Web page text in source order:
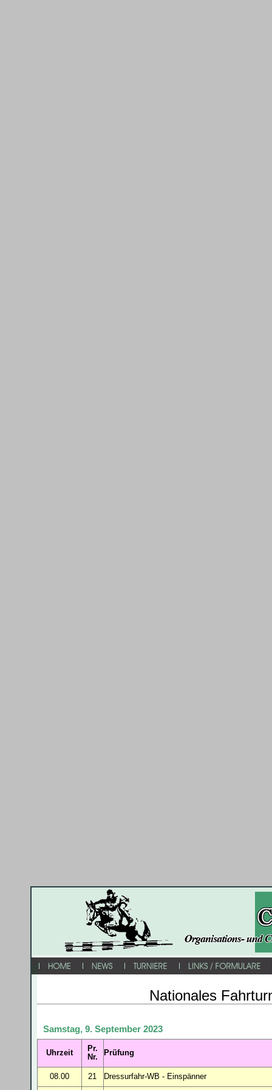
Nationales
Samstag, 9. September 2023
Uhrzeit
Pr.
Nr.
Prüfung
08.00 21 Dressurfahr-WB - Einspänner